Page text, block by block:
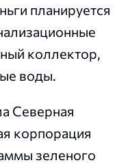
планируется
коллектор,
воды.
Северная
корпорация
зеленого